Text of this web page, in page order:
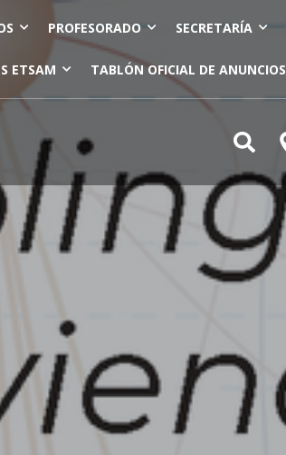
PROFESORADO SECRETARÍA
ETSAM TABLÓN OFICIAL DE ANUNCIOS